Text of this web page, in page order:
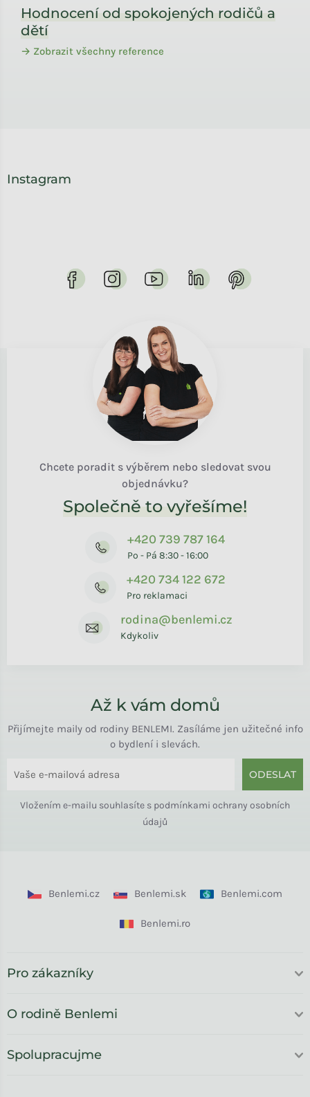
Hodnocení od spokojených rodičů a
dětí
→ Zobrazit všechny reference
Instagram
Chcete poradit s výběrem nebo sledovat svou
objednávku?
Společně to vyřešíme!
+420 739 787 164
Po - Pá 8:30 - 16:00
+420 734 122 672
Pro reklamaci
rodina@benlemi.cz
Kdykoliv
Až k vám domů
Přijímejte maily od rodiny BENLEMI. Zasíláme jen užitečné info
o bydlení i slevách.
ODESLAT
Vložením e-mailu souhlasíte s podmínkami ochrany osobních
údajů
Benlemi.cz Benlemi.sk Benlemi.com
Benlemi.ro
Pro zákazníky
O rodině Benlemi
Spolupracujme